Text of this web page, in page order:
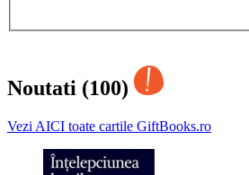
Noutati (100)
Vezi AICI toate cartile GiftBooks.ro